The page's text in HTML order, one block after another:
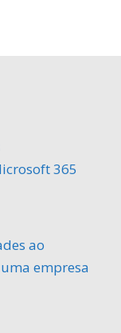
365
ao
empresa